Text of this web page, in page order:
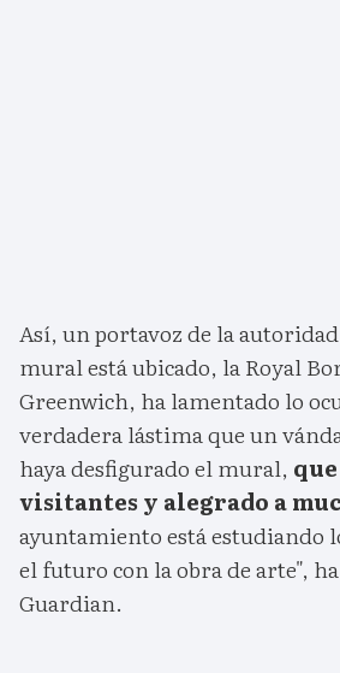
Así, un portavoz de la
mural está ubicado, la Royal
Greenwich, ha lamentado lo
verdadera lástima que un
haya desfigurado el mural,
visitantes y alegrado a
ayuntamiento está estudiando
el futuro con la obra de arte",
Guardian.